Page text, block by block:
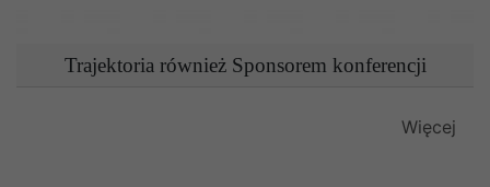
Trajektoria również Sponsorem konferencji
Więcej